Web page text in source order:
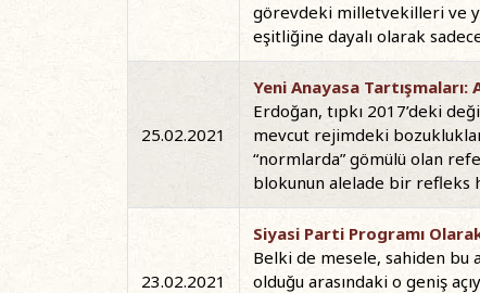
görevdeki milletvekilleri ve
eşitliğine dayalı olarak
25.02.2021
Yeni Anayasa
Erdoğan, tıpkı 2017’deki
mevcut rejimdeki
“normlarda” gömülü olan
blokunun alelade bir refleks
23.02.2021
Siyasi Parti Programı
Belki de mesele, sahiden bu
olduğu arasındaki o geniş